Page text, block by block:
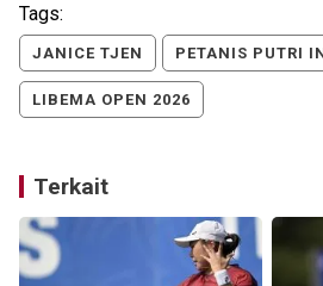
Tags:
JANICE TJEN PETANIS PUTRI
LIBEMA OPEN 2026
Terkait